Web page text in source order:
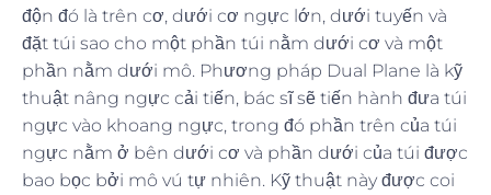
độn đó là trên cơ, dưới cơ ngực lớn, dưới tuyến và
đặt túi sao cho một phần túi nằm dưới cơ và một
phần nằm dưới mô. Phương pháp Dual Plane là kỹ
thuật nâng ngực cải tiến, bác sĩ sẽ tiến hành đưa túi
ngực vào khoang ngực, trong đó phần trên của túi
ngực nằm ở bên dưới cơ và phần dưới của túi được
bao bọc bởi mô vú tự nhiên. Kỹ thuật này được coi